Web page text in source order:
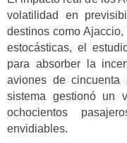
volatilidad en
destinos como
estocásticas, el
para absorber la
aviones de cincuenta
sistema gestionó un
ochocientos
envidiables.